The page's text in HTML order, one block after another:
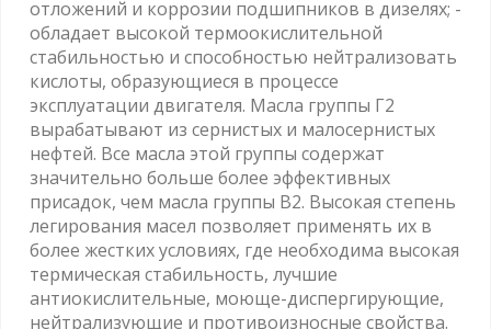
отложений и коррозии подшипников в дизелях; -
обладает высокой термоокислительной
стабильностью и способностью нейтрализовать
кислоты, образующиеся в процессе
эксплуатации двигателя. Масла группы Г2
вырабатывают из сернистых и малосернистых
нефтей. Все масла этой группы содержат
значительно больше более эффективных
присадок, чем масла группы В2. Высокая степень
легирования масел позволяет применять их в
более жестких условиях, где необходима высокая
термическая стабильность, лучшие
антиокислительные, моюще-диспергирующие,
нейтрализующие и противоизносные свойства.